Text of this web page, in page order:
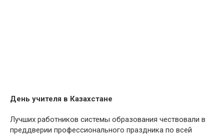
День учителя в Казахстане
Лучших работников системы образования чествовали в
преддверии профессионального праздника по всей